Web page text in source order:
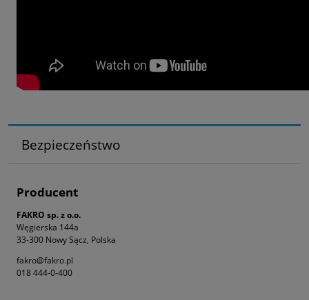
Bezpieczeństwo
Producent
FAKRO sp. z o.o.
Węgierska 144a
33-300 Nowy Sącz, Polska
fakro@fakro.pl
018 444-0-400